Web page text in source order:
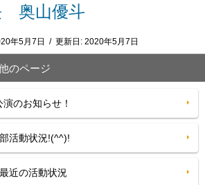
奥山優斗
年5月7日 / 更新日: 2020年5月7日
のページ
のお知らせ！
活動状況!(^^)!
近の活動状況